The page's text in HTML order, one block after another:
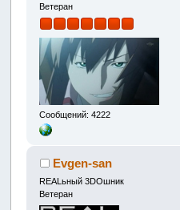
Ветеран
Сообщений: 4222
Evgen-san
REALьный 3DOшник
Ветеран